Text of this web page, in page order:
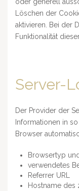
Löschen der
aktivieren. Bei der
Funktionalität
Server-
Der Provider der
Informationen in
Browser
Browsertyp
verwendetes
Referrer URL
Hostname des